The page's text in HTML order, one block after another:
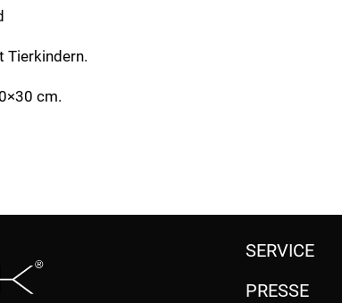
Tierkindern.
cm.
SERVICE
PRESSE